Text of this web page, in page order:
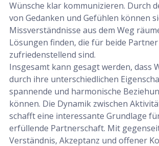
Wünsche klar kommunizieren. Durch
von Gedanken und Gefühlen können
Missverständnisse aus dem Weg
Lösungen finden, die für beide Partner
zufriedenstellend sind.
Insgesamt kann gesagt werden, dass
durch ihre unterschiedlichen
spannende und harmonische
können. Die Dynamik zwischen
schafft eine interessante Grundlage
erfüllende Partnerschaft. Mit
Verständnis, Akzeptanz und offener